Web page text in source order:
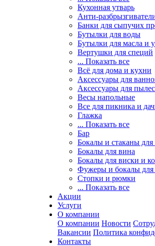
Кухонная утварь
Анти-
Банки для сыпучих
Бутылки для воды
Бутылки для масла и
Вертушки для специй
... Показать все
Всё для дома и кухни
Аксессуары для
Аксессуары для
Весы напольные
Все для пикника и
Глажка
... Показать все
Бар
Бокалы и стаканы
Бокалы для вина
Бокалы для виски и
Фужеры и бокалы для
Стопки и рюмки
... Показать все
Акции
Услуги
О компании
О компании Новости
Вакансии Политика
Контакты